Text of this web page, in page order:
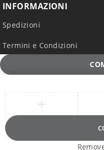
INFORMAZIONI
Spedizioni
Termini e Condizioni